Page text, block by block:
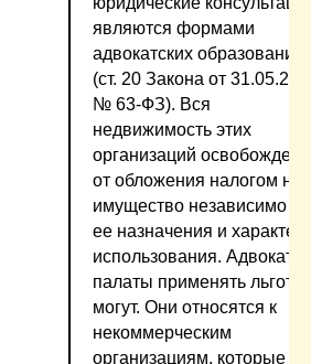
являются формами
адвокатских образований
(ст. 20 Закона от
№ 63-ФЗ). Вся
недвижимость этих
организаций освобождена
от обложения налогом на
имущество независимо от
ее назначения и
использования.
палаты применять льготу
могут. Они относятся к
некоммерческим
организациям, которые не